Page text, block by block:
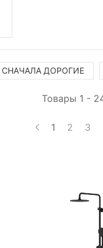
СНАЧАЛА ДОРОГИЕ
Товары 1 -
1 2 3